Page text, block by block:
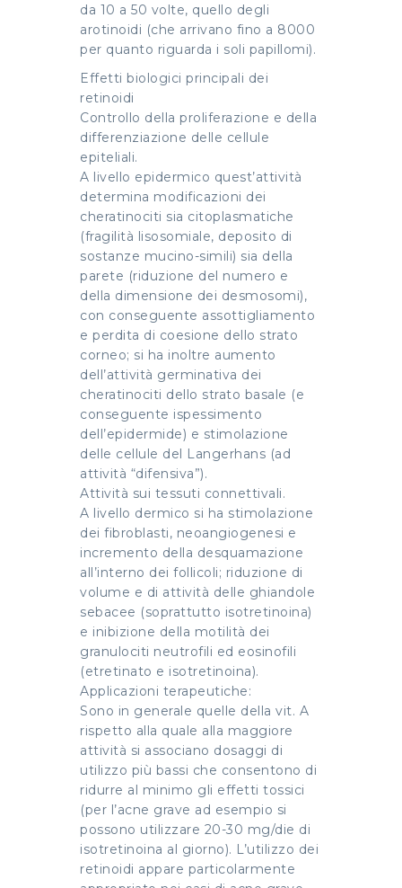
da 10 a 50 volte, quello degli
arotinoidi (che arrivano fino a 8000
per quanto riguarda i soli papillomi).
Effetti biologici principali dei
retinoidi
Controllo della proliferazione e della
differenziazione delle cellule
epiteliali.
A livello epidermico quest’attività
determina modificazioni dei
cheratinociti sia citoplasmatiche
(fragilità lisosomiale, deposito di
sostanze mucino-simili) sia della
parete (riduzione del numero e
della dimensione dei desmosomi),
con conseguente assottigliamento
e perdita di coesione dello strato
corneo; si ha inoltre aumento
dell’attività germinativa dei
cheratinociti dello strato basale (e
conseguente ispessimento
dell’epidermide) e stimolazione
delle cellule del Langerhans (ad
attività “difensiva”).
Attività sui tessuti connettivali.
A livello dermico si ha stimolazione
dei fibroblasti, neoangiogenesi e
incremento della desquamazione
all’interno dei follicoli; riduzione di
volume e di attività delle ghiandole
sebacee (soprattutto isotretinoina)
e inibizione della motilità dei
granulociti neutrofili ed eosinofili
(etretinato e isotretinoina).
Applicazioni terapeutiche:
Sono in generale quelle della vit. A
rispetto alla quale alla maggiore
attività si associano dosaggi di
utilizzo più bassi che consentono di
ridurre al minimo gli effetti tossici
(per l’acne grave ad esempio si
possono utilizzare 20-30 mg/die di
isotretinoina al giorno). L’utilizzo dei
retinoidi appare particolarmente